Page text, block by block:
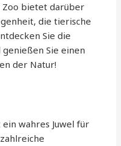
bietet darüber
die tierische
Sie die
Sie einen
der Natur!
ein wahres Juwel für